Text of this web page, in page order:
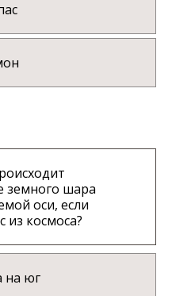
земного шара
оси, если
из космоса?
на юг